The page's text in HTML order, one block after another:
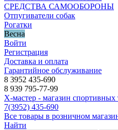
СРЕДСТВА САМООБОРОНЫ
Отпугиватели собак
Рогатки
Весна
Войти
Регистрация
Доставка и оплата
Гарантийное обслуживание
8 3952 435-690
8 939 795-77-99
Х-мастер - магазин спортивных
7(3952) 435-690
Все товары в розничном
Найти